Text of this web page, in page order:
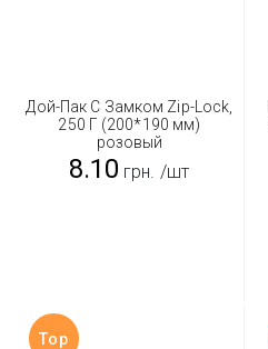
Дой-Пак С Замком Zip-Lock,
250 Г (200*190 мм)
розовый
8.10 грн. /шт
Top